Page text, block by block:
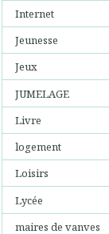
Internet
Jeunesse
Jeux
JUMELAGE
Livre
logement
Loisirs
Lycée
maires de vanves